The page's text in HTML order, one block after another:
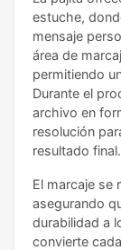
estuche,
mensaje
área de
permitiendo
Durante el
archivo en
resolución
resultado final.
El marcaje se
asegurando
durabilidad a
convierte